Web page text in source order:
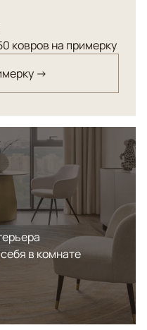
из коллекции
произведений
шелка и шерсти с
придает эффект
ковров на примерку
→
в комнате